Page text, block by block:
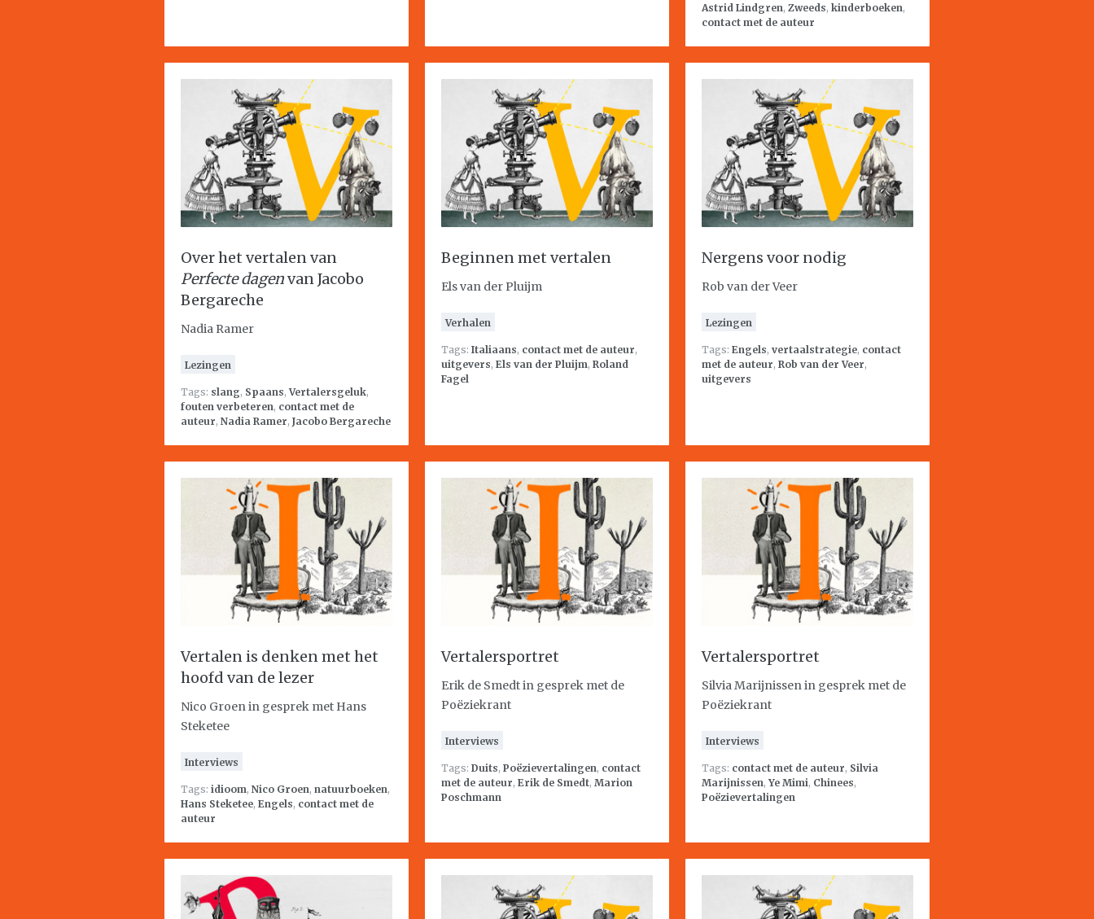
Astrid Lindgren, Zweeds, kinderboeken,
contact met de auteur
Over het vertalen van
Perfecte dagenvan Jacobo
Bergareche
Nadia Ramer
Lezingen
Tags: slang, Spaans,Vertalersgeluk,
fouten verbeteren, contact met de
auteur, Nadia Ramer, Jacobo Bergareche
Beginnen met vertalen
Els van der Pluijm
Verhalen
Tags: Italiaans, contact met de auteur,
uitgevers, Els van der Pluijm, Roland
Fagel
Nergens voor nodig
Rob van der Veer
Lezingen
Tags: Engels, vertaalstrategie, contact
met de auteur, Rob van der Veer,
uitgevers
Vertalen is denken met het
hoofd van de lezer
Nico Groen in gesprek met Hans
Steketee
Interviews
Tags: idioom, Nico Groen, natuurboeken,
Hans Steketee, Engels, contact met de
auteur
Vertalersportret
Erik de Smedt in gesprek met de
Poëziekrant
Interviews
Tags: Duits, Poëzievertalingen, contact
met de auteur, Erik de Smedt, Marion
Poschmann
Vertalersportret
Silvia Marijnissen in gesprek met de
Poëziekrant
Interviews
Tags: contact met de auteur, Silvia
Marijnissen,Ye Mimi, Chinees,
Poëzievertalingen